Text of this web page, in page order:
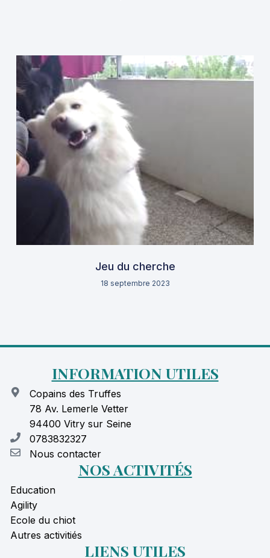
Jeu du cherche
18 septembre 2023
INFORMATION UTILES
Copains des Truffes
78 Av. Lemerle Vetter
94400 Vitry sur Seine
0783832327
Nous contacter
NOS ACTIVITÉS
Education
Agility
Ecole du chiot
Autres activitiés
LIENS UTILES